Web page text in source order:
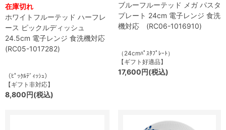
在庫切れ
ホワイトフルーテッド ハーフレ
ース ピックルディッシュ
24.5cm 電子レンジ 食洗機対応
(RC05-1017282)
（ﾋﾟｯｸﾙﾃﾞｨｯｼｭ）
【ギフト非対応】
8,800円(税込)
ブルーフルーテッド メガ パスタ
プレート 24cm 電子レンジ 食洗
機対応 (RC06-1016910)
（24cmﾊﾟｽﾀﾌﾟﾚｰﾄ）
【ギフト好適品】
17,600円(税込)